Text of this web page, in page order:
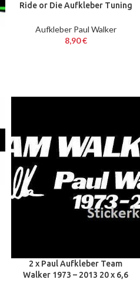
Ride or Die Aufkleber Tuning
Aufkleber Paul Walker
8,90€
2 x Paul Aufkleber Team
Walker 1973 – 2013 20 x 6,6